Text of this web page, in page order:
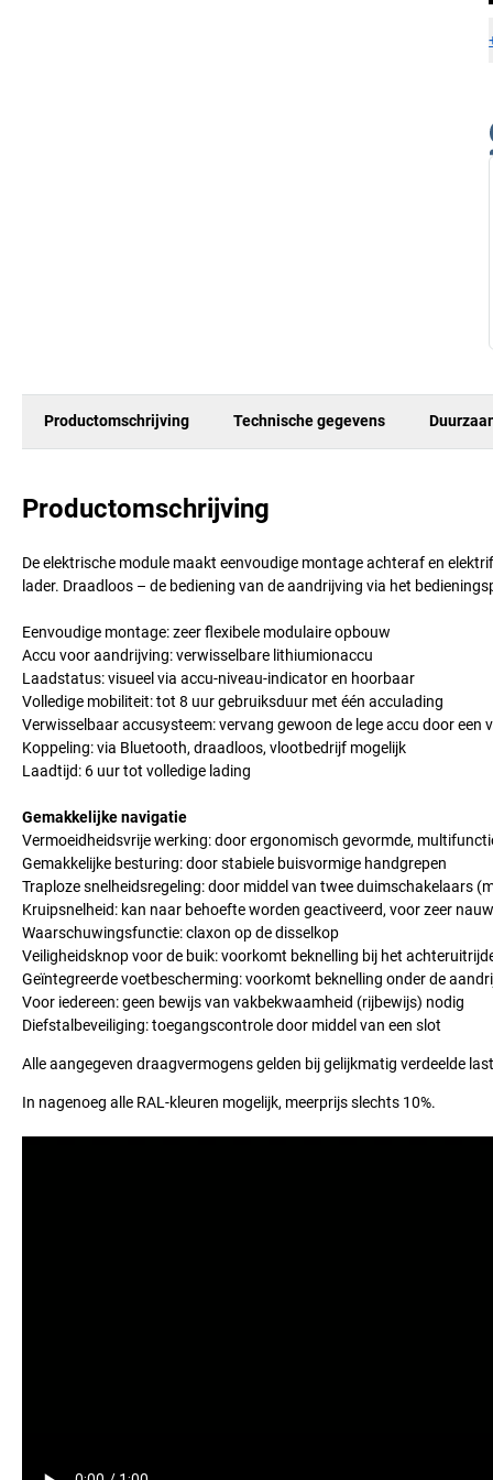
Productomschrijving Technische gegevens
Productomschrijving
De elektrische module maakt eenvoudige montage achteraf en
lader. Draadloos – de bediening van de aandrijving via het
Eenvoudige montage: zeer flexibele modulaire opbouw
Accu voor aandrijving: verwisselbare lithiumionaccu
Laadstatus: visueel via accu-niveau-indicator en hoorbaar
Volledige mobiliteit: tot 8 uur gebruiksduur met één acculading
Verwisselbaar accusysteem: vervang gewoon de lege accu door een
Koppeling: via Bluetooth, draadloos, vlootbedrijf mogelijk
Laadtijd: 6 uur tot volledige lading
Gemakkelijke navigatie
Vermoeidheidsvrije werking: door ergonomisch gevormde,
Gemakkelijke besturing: door stabiele buisvormige handgrepen
Traploze snelheidsregeling: door middel van twee duimschakelaars
Kruipsnelheid: kan naar behoefte worden geactiveerd, voor zeer
Waarschuwingsfunctie: claxon op de disselkop
Veiligheidsknop voor de buik: voorkomt beknelling bij het
Geïntegreerde voetbescherming: voorkomt beknelling onder de
Voor iedereen: geen bewijs van vakbekwaamheid (rijbewijs) nodig
Diefstalbeveiliging: toegangscontrole door middel van een slot
Alle aangegeven draagvermogens gelden bij gelijkmatig verdeelde
In nagenoeg alle RAL-kleuren mogelijk, meerprijs slechts 10%.